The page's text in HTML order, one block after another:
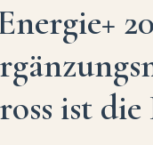
ist